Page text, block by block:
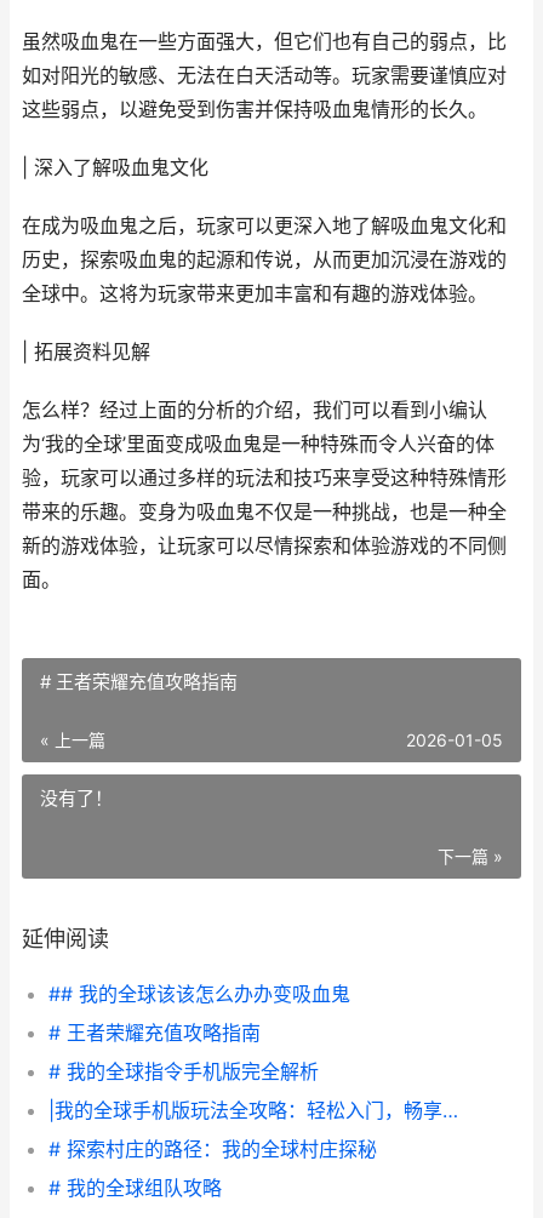
虽然吸血鬼在一些方面强大，但它们也有自己的弱点，比
如对阳光的敏感、无法在白天活动等。玩家需要谨慎应对
这些弱点，以避免受到伤害并保持吸血鬼情形的长久。
| 深入了解吸血鬼文化
在成为吸血鬼之后，玩家可以更深入地了解吸血鬼文化和
历史，探索吸血鬼的起源和传说，从而更加沉浸在游戏的
全球中。这将为玩家带来更加丰富和有趣的游戏体验。
| 拓展资料见解
怎么样？经过上面的分析的介绍，我们可以看到小编认
为‘我的全球’里面变成吸血鬼是一种特殊而令人兴奋的体
验，玩家可以通过多样的玩法和技巧来享受这种特殊情形
带来的乐趣。变身为吸血鬼不仅是一种挑战，也是一种全
新的游戏体验，让玩家可以尽情探索和体验游戏的不同侧
面。
# 王者荣耀充值攻略指南
« 上一篇 2026-01-05
没有了！
下一篇 »
延伸阅读
## 我的全球该该怎么办办变吸血鬼
# 王者荣耀充值攻略指南
# 我的全球指令手机版完全解析
|我的全球手机版玩法全攻略：轻松入门，畅享无限乐趣|
# 探索村庄的路径：我的全球村庄探秘
# 我的全球组队攻略